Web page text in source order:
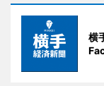
横